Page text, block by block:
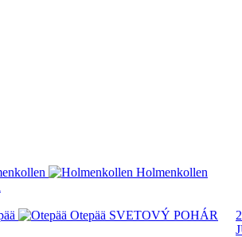
Holmenkollen
Otepää SVETOVÝ POHÁR